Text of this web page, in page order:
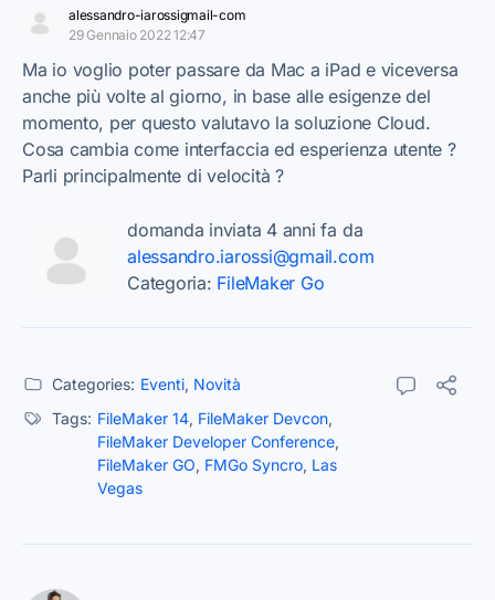
alessandro-iarossigmail-com
29 Gennaio 2022 12:47
Ma io voglio poter passare da Mac a iPad e viceversa
anche più volte al giorno, in base alle esigenze del
momento, per questo valutavo la soluzione Cloud.
Cosa cambia come interfaccia ed esperienza utente ?
Parli principalmente di velocità ?
domanda inviata 4 anni fa da
alessandro.iarossi@gmail.com
Categoria: FileMaker Go
Categories: Eventi, Novità
Tags: FileMaker 14, FileMaker Devcon,
FileMaker Developer Conference,
FileMaker GO, FMGo Syncro, Las
Vegas